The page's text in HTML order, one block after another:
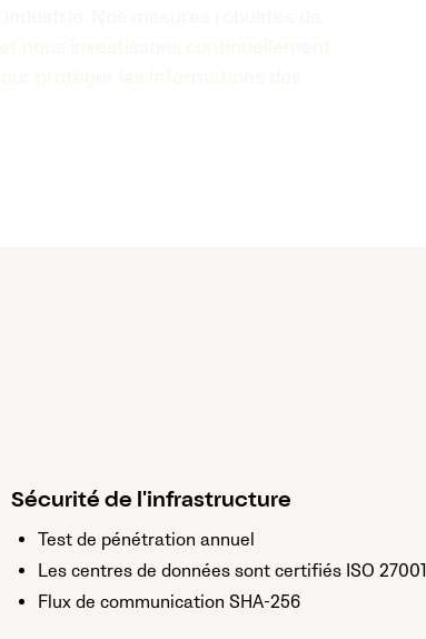
nous investissons continuellement
protéger les informations des
Sécurité de l'infrastructure
Test de pénétration annuel
Les centres de données sont certifiés ISO 27001
Flux de communication SHA-256